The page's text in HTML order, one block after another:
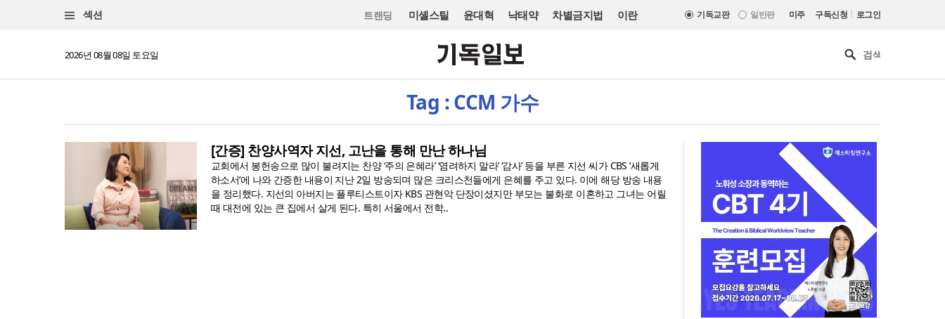
섹션 트랜딩 미셸스틸 윤대혁 낙태약 차별금지법 이란 기독교판 일반판 미주 구독신청 | 로그인
2026년 08월 08일 토요일
Tag : CCM 가수
[간증] 찬양사역자 지선, 고난을 통해 만난 하나님
교회에서 봉헌송으로 많이 불려지는 찬양 ‘주의 은혜라’ ‘염려하지 말라’ ‘감사’ 등을 부른 지선 씨가 CBS ‘새롭게
하소서’에 나와 간증한 내용이 지난 2일 방송되며 많은 크리스천들에게 은혜를 주고 있다. 이에 해당 방송 내용
을 정리했다. 지선의 아버지는 플루티스트이자 KBS 관현악 단장이셨지만 부모는 불화로 이혼하고 그녀는 어릴
때 대전에 있는 큰 집에서 살게 된다. 특히 서울에서 전학..
기감 이대위, 감신대 도서관에